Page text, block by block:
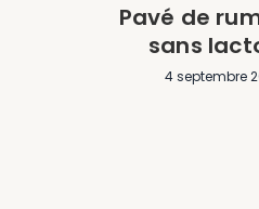
Pavé de
sans
4 septembre